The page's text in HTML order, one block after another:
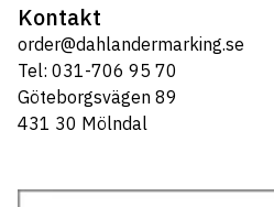
Kontakt
order@dahlandermarking.se
Tel: 031-706 95 70
Göteborgsvägen 89
431 30 Mölndal